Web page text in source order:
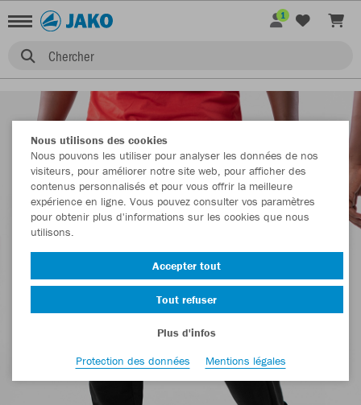
Chercher
1
Nous utilisons des cookies
Nous pouvons les utiliser pour analyser les données de nos
visiteurs, pour améliorer notre site web, pour afficher des
contenus personnalisés et pour vous offrir la meilleure
expérience en ligne. Vous pouvez consulter vos paramètres
pour obtenir plus d'informations sur les cookies que nous
utilisons.
Accepter tout
Tout refuser
Plus d'infos
Protection des données
Mentions légales